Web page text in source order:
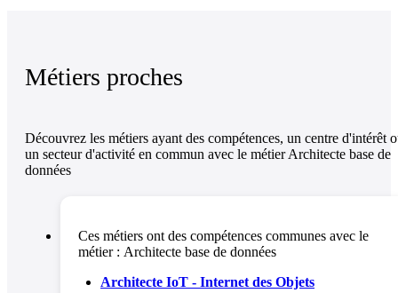
Métiers proches
Découvrez les métiers ayant des compétences, un centre d'intérêt
un secteur d'activité en commun avec le métier Architecte base de
données
Ces métiers ont des compétences communes avec le
métier : Architecte base de données
Architecte IoT - Internet des Objets